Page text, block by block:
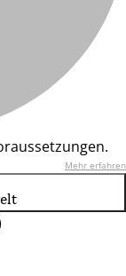
Mehr erfahren